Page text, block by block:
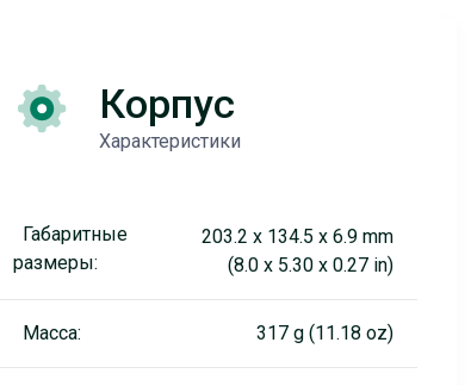
Корпус
Характеристики
Габаритные
размеры:
203.2 x 134.5 x 6.9 mm
(8.0 x 5.30 x 0.27 in)
Масса: 317 g (11.18 oz)